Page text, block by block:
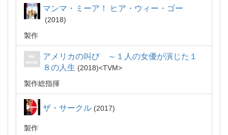
マンマ・ミーア！ ヒア・ウィー・ゴー
2018
製作
アメリカの叫び ～１人の女優が演じた１
８の人生
2018
TVM
製作総指揮
ザ・サークル 2017
製作